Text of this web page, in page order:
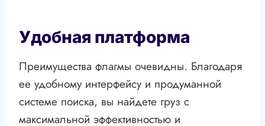
Удобная платформа
Преимущества флагмы очевидны. Благодаря
ее удобному интерфейсу и продуманной
системе поиска, вы найдете груз с
максимальной эффективностью и